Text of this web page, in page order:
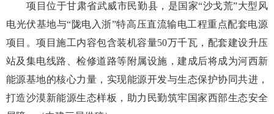
项目位于甘肃省武威市民勤县，是国家“沙戈荒”大型风
电光伏基地与“陇电入浙”特高压直流输电工程重点配套电源
项目。项目施工内容包含装机容量50万千瓦，配套建设升压
站及集电线路、检修道路等附属设施，建成后将成为河西新
能源基地的核心力量，实现能源开发与生态保护协同共进，
打造沙漠新能源生态样板，助力民勤筑牢国家西部生态安全